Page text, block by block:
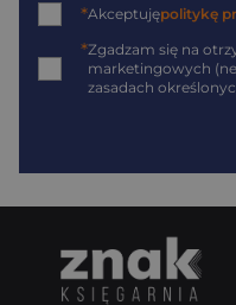
*Akceptujępolitykę
*Zgadzam się na
marketingowych
zasadach